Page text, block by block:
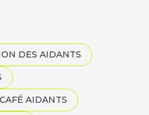
DES AIDANTS
AIDANTS